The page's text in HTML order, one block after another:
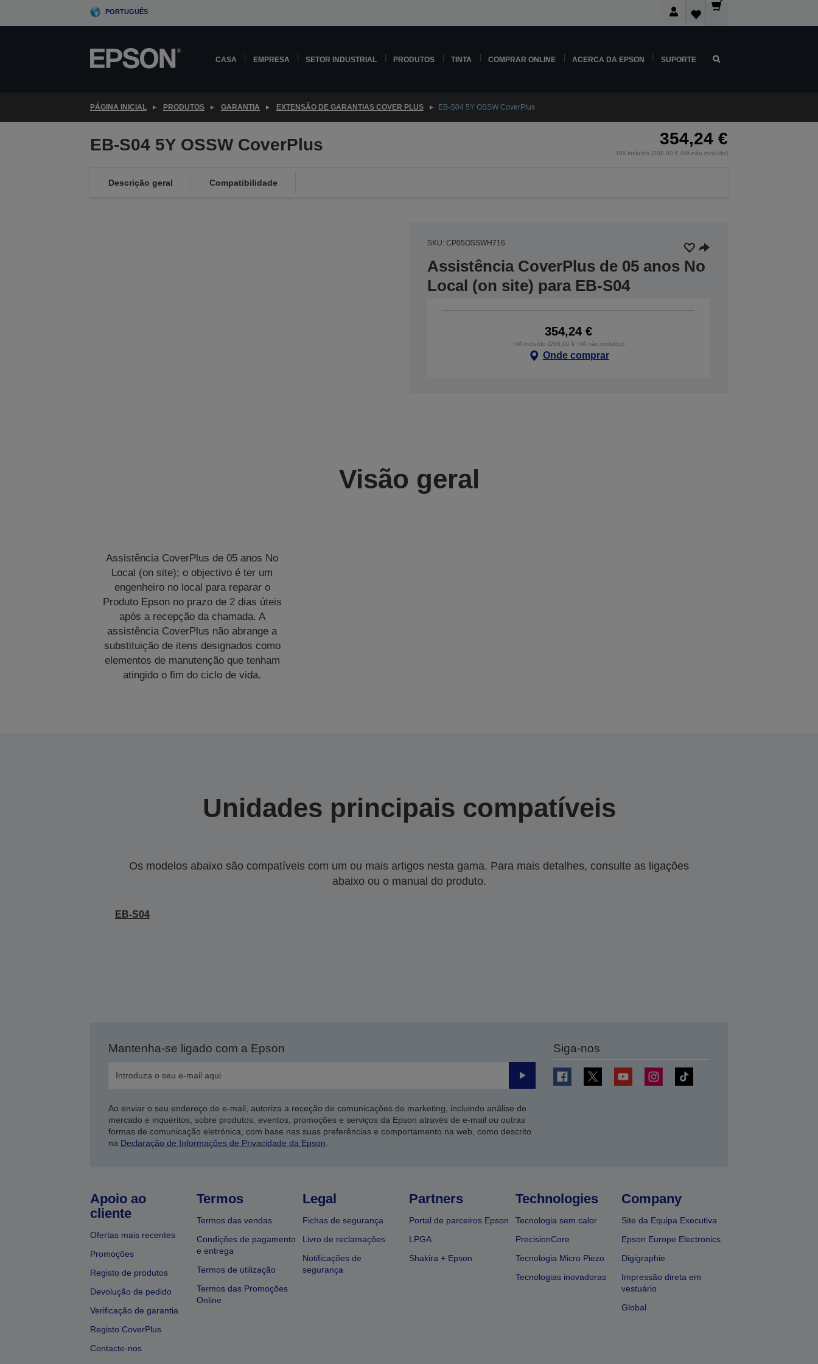
PORTUGUÊS
CASA EMPRESA SETOR INDUSTRIAL PRODUTOS TINTA COMPRAR ONLINE ACERCA DA EPSON SUPORTE
PÁGINA INICIAL PRODUTOS GARANTIA EXTENSÃO DE GARANTIAS COVER PLUS EB-S04 5Y OSSW CoverPlus
EB-S04 5Y OSSW CoverPlus 354,24 €
IVA incluído (288,00 € IVA não incluído)
Descrição geral Compatibilidade
SKU: CP05OSSWH716
Assistência CoverPlus de 05 anos No
Local (on site) para EB-S04
354,24 €
IVA incluído (288,00 € IVA não incluído)
Onde comprar
Visão geral
Assistência CoverPlus de 05 anos No
Local (on site); o objectivo é ter um
engenheiro no local para reparar o
Produto Epson no prazo de 2 dias úteis
após a recepção da chamada. A
assistência CoverPlus não abrange a
substituição de itens designados como
elementos de manutenção que tenham
atingido o fim do ciclo de vida.
Unidades principais compatíveis
Os modelos abaixo são compatíveis com um ou mais artigos nesta gama. Para mais detalhes, consulte as ligações
abaixo ou o manual do produto.
EB-S04
Mantenha-se ligado com a Epson
Enviar
Ao enviar o seu endereço de e-mail, autoriza a receção de comunicações de marketing, incluindo análise de
mercado e inquéritos, sobre produtos, eventos, promoções e serviços da Epson através de e-mail ou outras
formas de comunicação eletrónica, com base nas suas preferências e comportamento na web, como descrito
na Declaração de Informações de Privacidade da Epson
Siga-nos
Apoio ao
cliente
Ofertas mais recentes
Promoções
Registo de produtos
Devolução de pedido
Verificação de garantia
Registo CoverPlus
Contacte-nos
Termos
Termos das vendas
Condições de pagamento
e entrega
Termos de utilização
Termos das Promoções
Online
Legal
Fichas de segurança
Livro de reclamações
Notificações de
segurança
Partners
Portal de parceiros Epson
LPGA
Shakira + Epson
Technologies
Tecnologia sem calor
PrecisionCore
Tecnologia Micro Piezo
Tecnologias inovadoras
Company
Site da Equipa Executiva
Epson Europe Electronics
Digigraphie
Impressão direta em
vestuário
Global